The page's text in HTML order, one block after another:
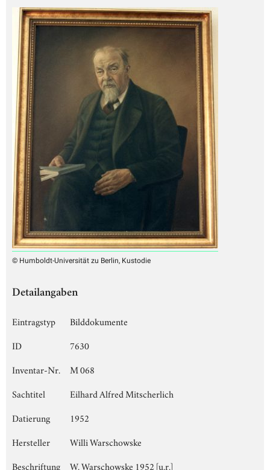
© Humboldt-Universität zu Berlin, Kustodie
Detailangaben
Eintragstyp
Bilddokumente
ID
7630
Inventar-Nr.
M 068
Sachtitel
Eilhard Alfred Mitscherlich
Datierung
1952
Hersteller
Willi Warschowske
Beschriftung
W. Warschowske 1952 [u.r.]